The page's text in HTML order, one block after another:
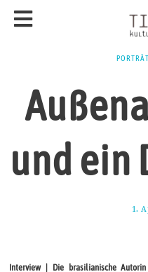
und ein
1.
Interview | Die brasilianische Autorin